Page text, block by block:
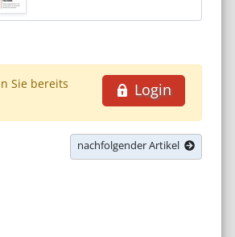
Login
Sie bereits
nachfolgender Artikel